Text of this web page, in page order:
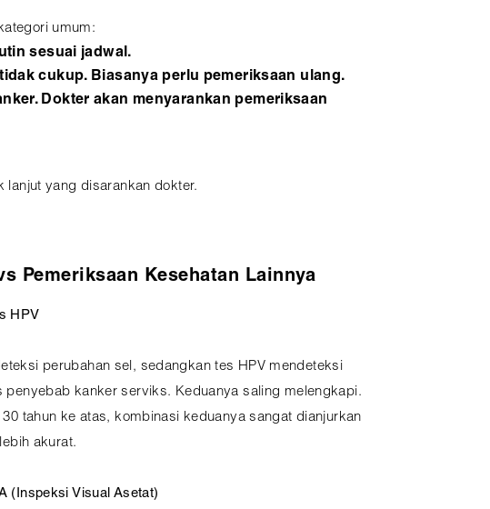
umum:
sesuai jadwal.
cukup. Biasanya perlu pemeriksaan ulang.
Dokter akan menyarankan pemeriksaan
lanjut yang disarankan dokter.
Pemeriksaan Kesehatan Lainnya
HPV
perubahan sel, sedangkan tes HPV mendeteksi
penyebab kanker serviks. Keduanya saling melengkapi.
30 tahun ke atas, kombinasi keduanya sangat dianjurkan
akurat.
(Inspeksi Visual Asetat)